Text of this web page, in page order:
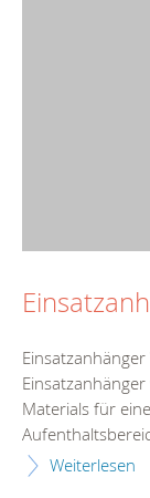
Materials für
Weiterlesen